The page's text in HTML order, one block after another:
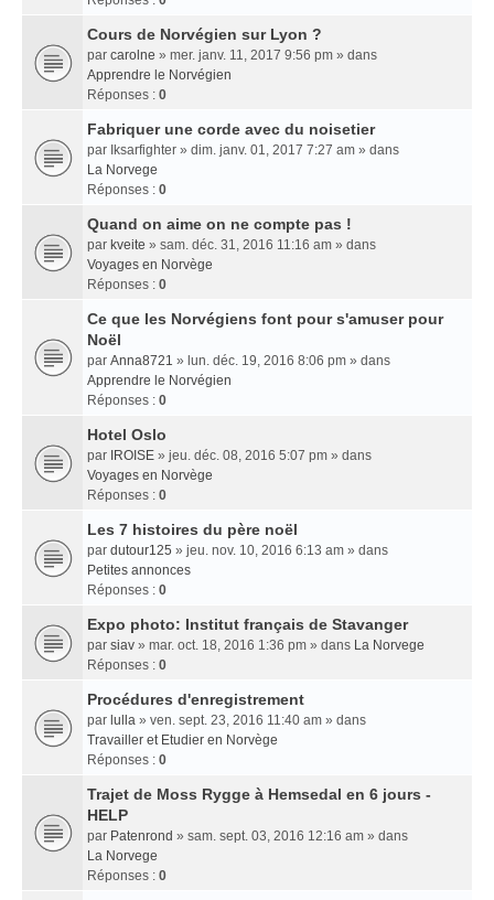
Cours de Norvégien sur Lyon ?
par carolne » mer. janv. 11, 2017 9:56 pm » dans
Apprendre le Norvégien
Réponses : 0
Fabriquer une corde avec du noisetier
par Iksarfighter » dim. janv. 01, 2017 7:27 am » dans
La Norvege
Réponses : 0
Quand on aime on ne compte pas !
par kveite » sam. déc. 31, 2016 11:16 am » dans
Voyages en Norvège
Réponses : 0
Ce que les Norvégiens font pour s'amuser pour
Noël
par Anna8721 » lun. déc. 19, 2016 8:06 pm » dans
Apprendre le Norvégien
Réponses : 0
Hotel Oslo
par IROISE » jeu. déc. 08, 2016 5:07 pm » dans
Voyages en Norvège
Réponses : 0
Les 7 histoires du père noël
par dutour125 » jeu. nov. 10, 2016 6:13 am » dans
Petites annonces
Réponses : 0
Expo photo: Institut français de Stavanger
par siav » mar. oct. 18, 2016 1:36 pm » dans La Norvege
Réponses : 0
Procédures d'enregistrement
par lulla » ven. sept. 23, 2016 11:40 am » dans
Travailler et Etudier en Norvège
Réponses : 0
Trajet de Moss Rygge à Hemsedal en 6 jours -
HELP
par Patenrond » sam. sept. 03, 2016 12:16 am » dans
La Norvege
Réponses : 0